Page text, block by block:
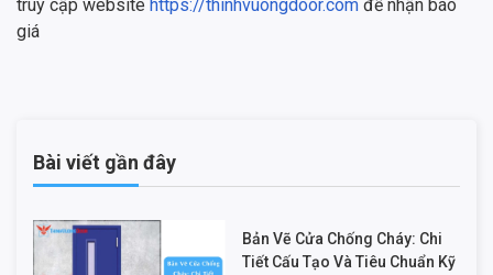
truy cập website https://thinhvuongdoor.com để nhận báo
giá
Bài viết gần đây
Bản Vẽ Cửa Chống Cháy: Chi
Tiết Cấu Tạo Và Tiêu Chuẩn Kỹ